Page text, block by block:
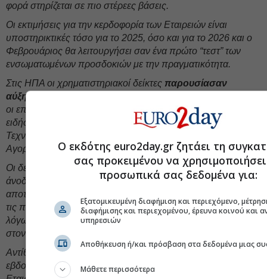
φορά στηρίζεται σε πιο στέρεες βάσεις.
Οι εκτιμήσεις για την κερδοφορία των Εταιρειών είναι
υποστηρικτικές τόσο για το 2025, όσο και για το 2026 και ο
Φεβρουάριος θα λειτουργήσει σαν ένα πρώτο “τεστ” των
ενσωματωμένων προσδοκιών με την πραγματικότητα.
Στις ΗΠΑ οι χρηματιστηριακοί δείκτες παρουσίασαν
αύξηση της μεταβλητότητας,
οι επενδυτές κλήθηκαν να αξιολογήσουν γεωπολιτικές
ειδήσεις, τα εταιρικά αποτελέσματα των μεγάλων
Τεχνολογικών Ομίλων και ένα αιφνίδιο “flash crash” στις
Αγορές Πολύτιμων Μετάλλων.
Οι δείκτες
S&P 500 και Nasdaqοδεύουν προς εβδομαδιαία
άνοδο, υποστηριζόμενοι από τα ισχυρά οικονομικά
αποτελέσματα της Meta. Η εικόνα αυτή διαμορφώθηκε παρά
τις πιέσεις που προκάλεσε η απότομη πτώση της Microsoft,
λόγω ανησυχιών για τις υψηλές κεφαλαιουχικές δαπάνες
στον τομέα της Τεχνητής Νοημοσύνης.
Αντίθετα, ο
Dow Jones
εβδομάδα με απώλειες, κυρίως από την υποαπόδοση
Ο εκδότης euro2day.gr ζητάει τη
σας προκειμένου να
προσωπικά σας δεδομένα για:
Εξατομικευμένη διαφήμιση και περιεχόμενο,
διαφήμισης και περιεχομένου, έρευνα κοινού και
υπηρεσιών
Αποθήκευση ή/και πρόσβαση στα δεδομένα μιας
Μάθετε περισσότερα